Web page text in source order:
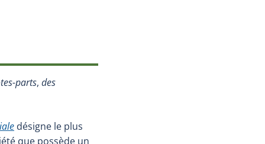
parts, des
désigne le plus
que possède un